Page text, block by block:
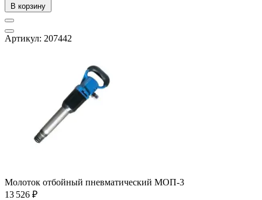
В корзину
Артикул: 207442
Молоток отбойный пневматический МОП-3
13 526 ₽